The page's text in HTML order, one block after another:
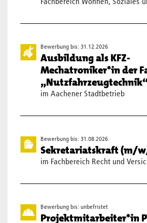
Fachbereich Wohnen, Soziales
Bewerbung bis: 31.12.2026
Ausbildung als KFZ-
Mechatroniker*in der
im Aachener Stadtbetrieb
Bewerbung bis: 31.08.2026
Sekretariatskraft (m/
im Fachbereich Recht und
Bewerbung bis: unbefristet
Projektmitarbeiter*in